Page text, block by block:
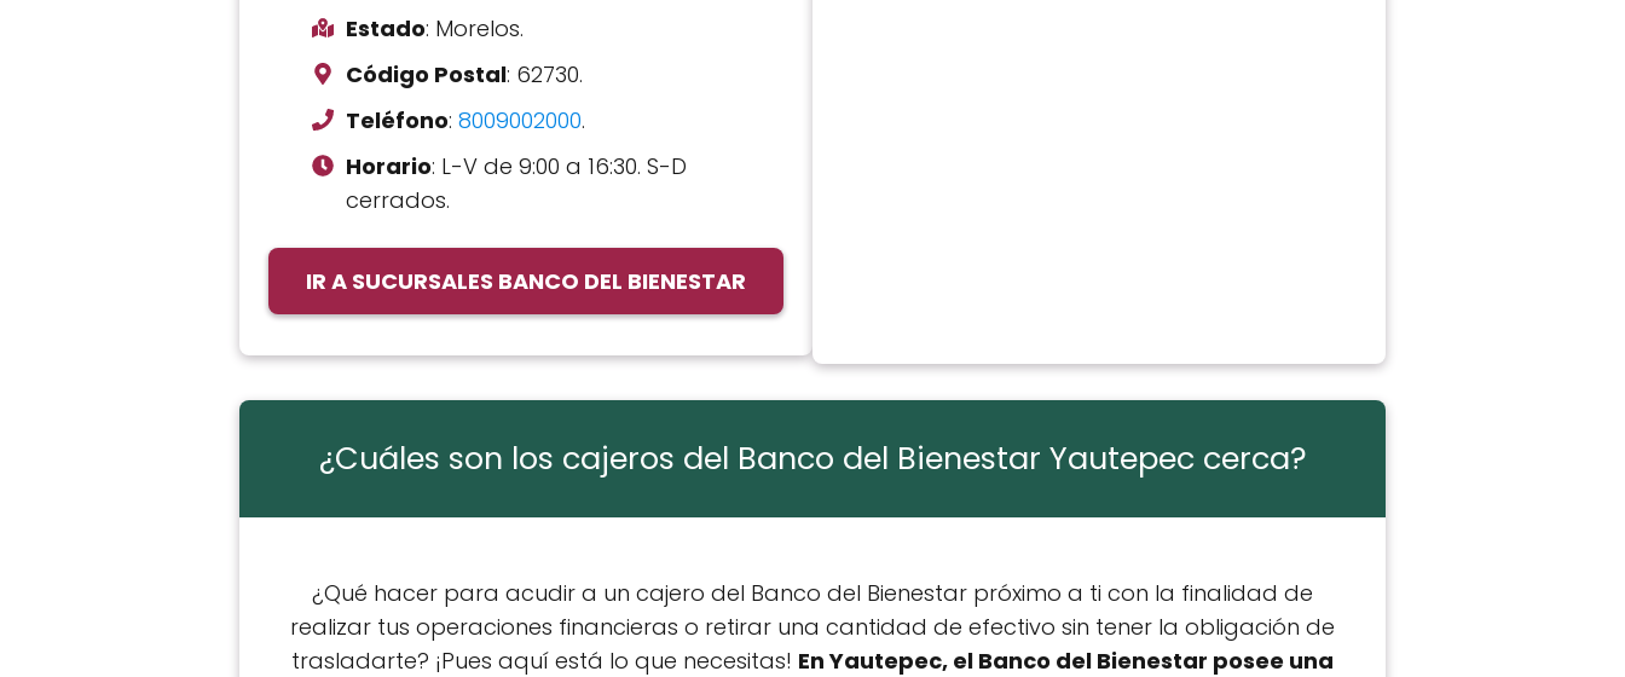
Estado: Morelos.
Código Postal: 62730.
Teléfono: 8009002000.
Horario: L-V de 9:00 a 16:30. S-D
cerrados.
IR A SUCURSALES BANCO DEL BIENESTAR
¿Cuáles son los cajeros del Banco del Bienestar Yautepec cerca?
¿Qué hacer para acudir a un cajero del Banco del Bienestar próximo a ti con la finalidad de
realizar tus operaciones financieras o retirar una cantidad de efectivo sin tener la obligación de
trasladarte? ¡Pues aquí está lo que necesitas! En Yautepec, el Banco del Bienestar posee una